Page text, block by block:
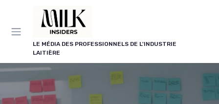
LE MÉDIA DES PROFESSIONNELS DE L'INDUSTRIE
LAITIÈRE